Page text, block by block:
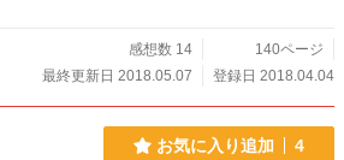
感想数 14
140ページ
最終更新日 2018.05.07
登録日 2018.04.04
お気に入り追加 4